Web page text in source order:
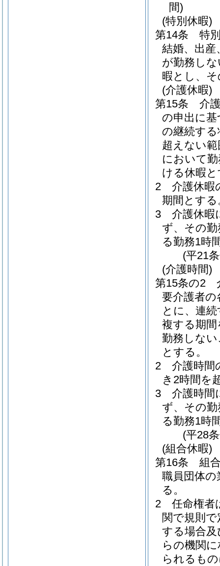
間)
(特別休暇)
第14条
特
結婚、出
が勤務し
暇とし、
(介護休暇)
第15条
介
の申出に
の継続す
超えない
において
ける休暇
2
介護休暇
期間とする
3
介護休暇
ず、その
る勤務1時
(平21
(介護時間)
第15条の2
要介護者
とに、連
複する期
勤務しな
とする。
2
介護時間
き2時間を
3
介護時間
ず、その
る勤務1時
(平28
(組合休暇)
第16条
組
職員団体
る。
2
任命権者
関で規則
する場合
らの機関
られるも